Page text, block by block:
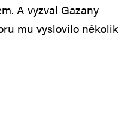
A vyzval Gazany
mu vyslovilo několik